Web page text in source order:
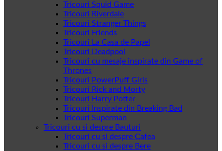
Tricouri Squid Game
Tricouri Riverdale
Tricouri Stranger Things
Tricouri Friends
Tricouri La Casa de Papel
Tricouri Deadpool
Tricouri cu mesaje inspirate din Game of
Thrones
Tricouri PowerPuff Girls
Tricouri Rick and Morty
Tricouri Harry Potter
Tricouri Inspirate din Breaking Bad
Tricouri Superman
Tricouri cu si despre Bauturi
Tricouri cu si despre Cafea
Tricouri cu si despre Bere